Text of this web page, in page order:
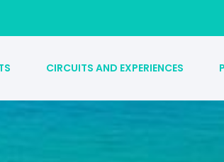
CIRCUITS AND EXPERIENCES